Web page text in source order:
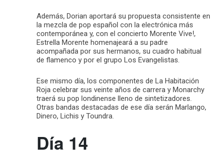
Además, Dorian aportará su propuesta consistente en
la mezcla de pop español con la electrónica más
contemporánea y, con el concierto Morente Vive!,
Estrella Morente homenajeará a su padre
acompañada por sus hermanos, su cuadro habitual
de flamenco y por el grupo Los Evangelistas.
Ese mismo día, los componentes de La Habitación
Roja celebrar sus veinte años de carrera y Monarchy
traerá su pop londinense lleno de sintetizadores.
Otras bandas destacadas de ese día serán Marlango,
Dinero, Lichis y Toundra.
Día 14